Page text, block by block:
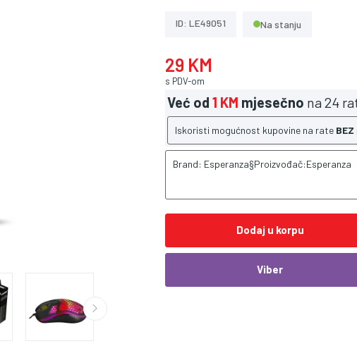
ID: LE49051 Na stanju
29 KM
s PDV-om
Već od 1 KM mjesečno na 24
Iskoristi mogućnost kupovine na rate
Brand: Esperanza§Proizvođač:Esperanza
Dodaj u korpu
Viber